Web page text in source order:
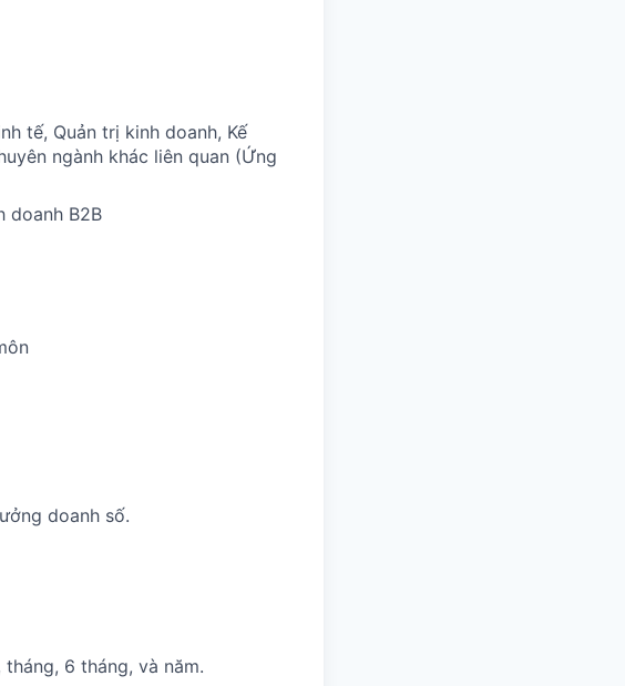
tế, Quản trị kinh doanh, Kế
ngành khác liên quan (Ứng
doanh B2B
doanh số.
6 tháng, và năm.